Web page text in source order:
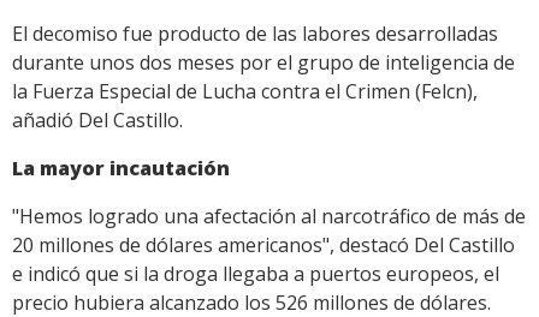
El decomiso fue producto de las labores desarrolladas
durante unos dos meses por el grupo de inteligencia de
la Fuerza Especial de Lucha contra el Crimen (Felcn),
añadió Del Castillo.
La mayor incautación
"Hemos logrado una afectación al narcotráfico de más de
20 millones de dólares americanos", destacó Del Castillo
e indicó que si la droga llegaba a puertos europeos, el
precio hubiera alcanzado los 526 millones de dólares.